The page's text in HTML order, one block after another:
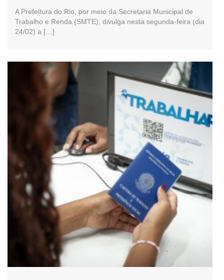
A Prefeitura do Rio, por meio da Secretaria Municipal de
Trabalho e Renda (SMTE), divulga nesta segunda-feira (dia
24/02) a […]